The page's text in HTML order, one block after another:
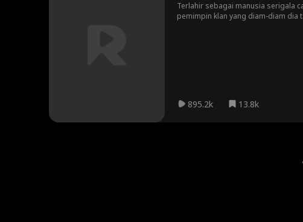
Terlahir sebagai manusia serigala
pemimpin klan yang diam-diam dia
895.2k 13.8k